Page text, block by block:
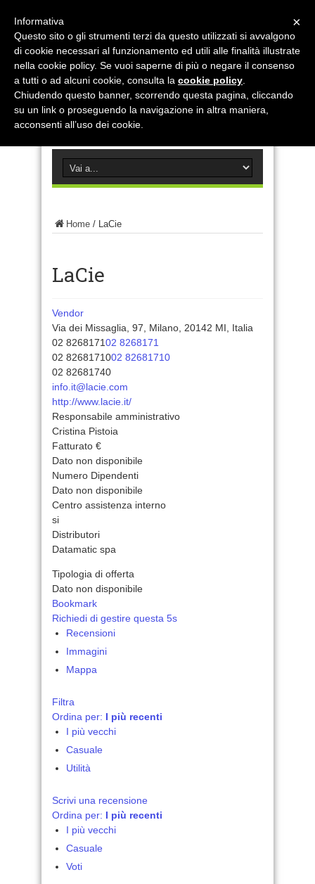
Home / LaCie
LaCie
Vendor
Via dei Missaglia, 97, Milano, 20142 MI, Italia
02 826817102 8268171
02 8268171002 82681710
02 82681740
info.it@lacie.com
http://www.lacie.it/
Responsabile amministrativo
Cristina Pistoia
Fatturato €
Dato non disponibile
Numero Dipendenti
Dato non disponibile
Centro assistenza interno
si
Distributori
Datamatic spa
Tipologia di offerta
Dato non disponibile
Bookmark
Richiedi di gestire questa 5s
Recensioni
Immagini
Mappa
Filtra
Ordina per: I più recenti
I più vecchi
Casuale
Utilità
Scrivi una recensione
Ordina per: I più recenti
I più vecchi
Casuale
Voti
×
Informativa
Questo sito o gli strumenti terzi da questo utilizzati si avvalgono
di cookie necessari al funzionamento ed utili alle finalità illustrate
nella cookie policy. Se vuoi saperne di più o negare il consenso
a tutti o ad alcuni cookie, consulta la cookie policy
Chiudendo questo banner, scorrendo questa pagina, cliccando
su un link o proseguendo la navigazione in altra maniera,
acconsenti all’uso dei cookie.